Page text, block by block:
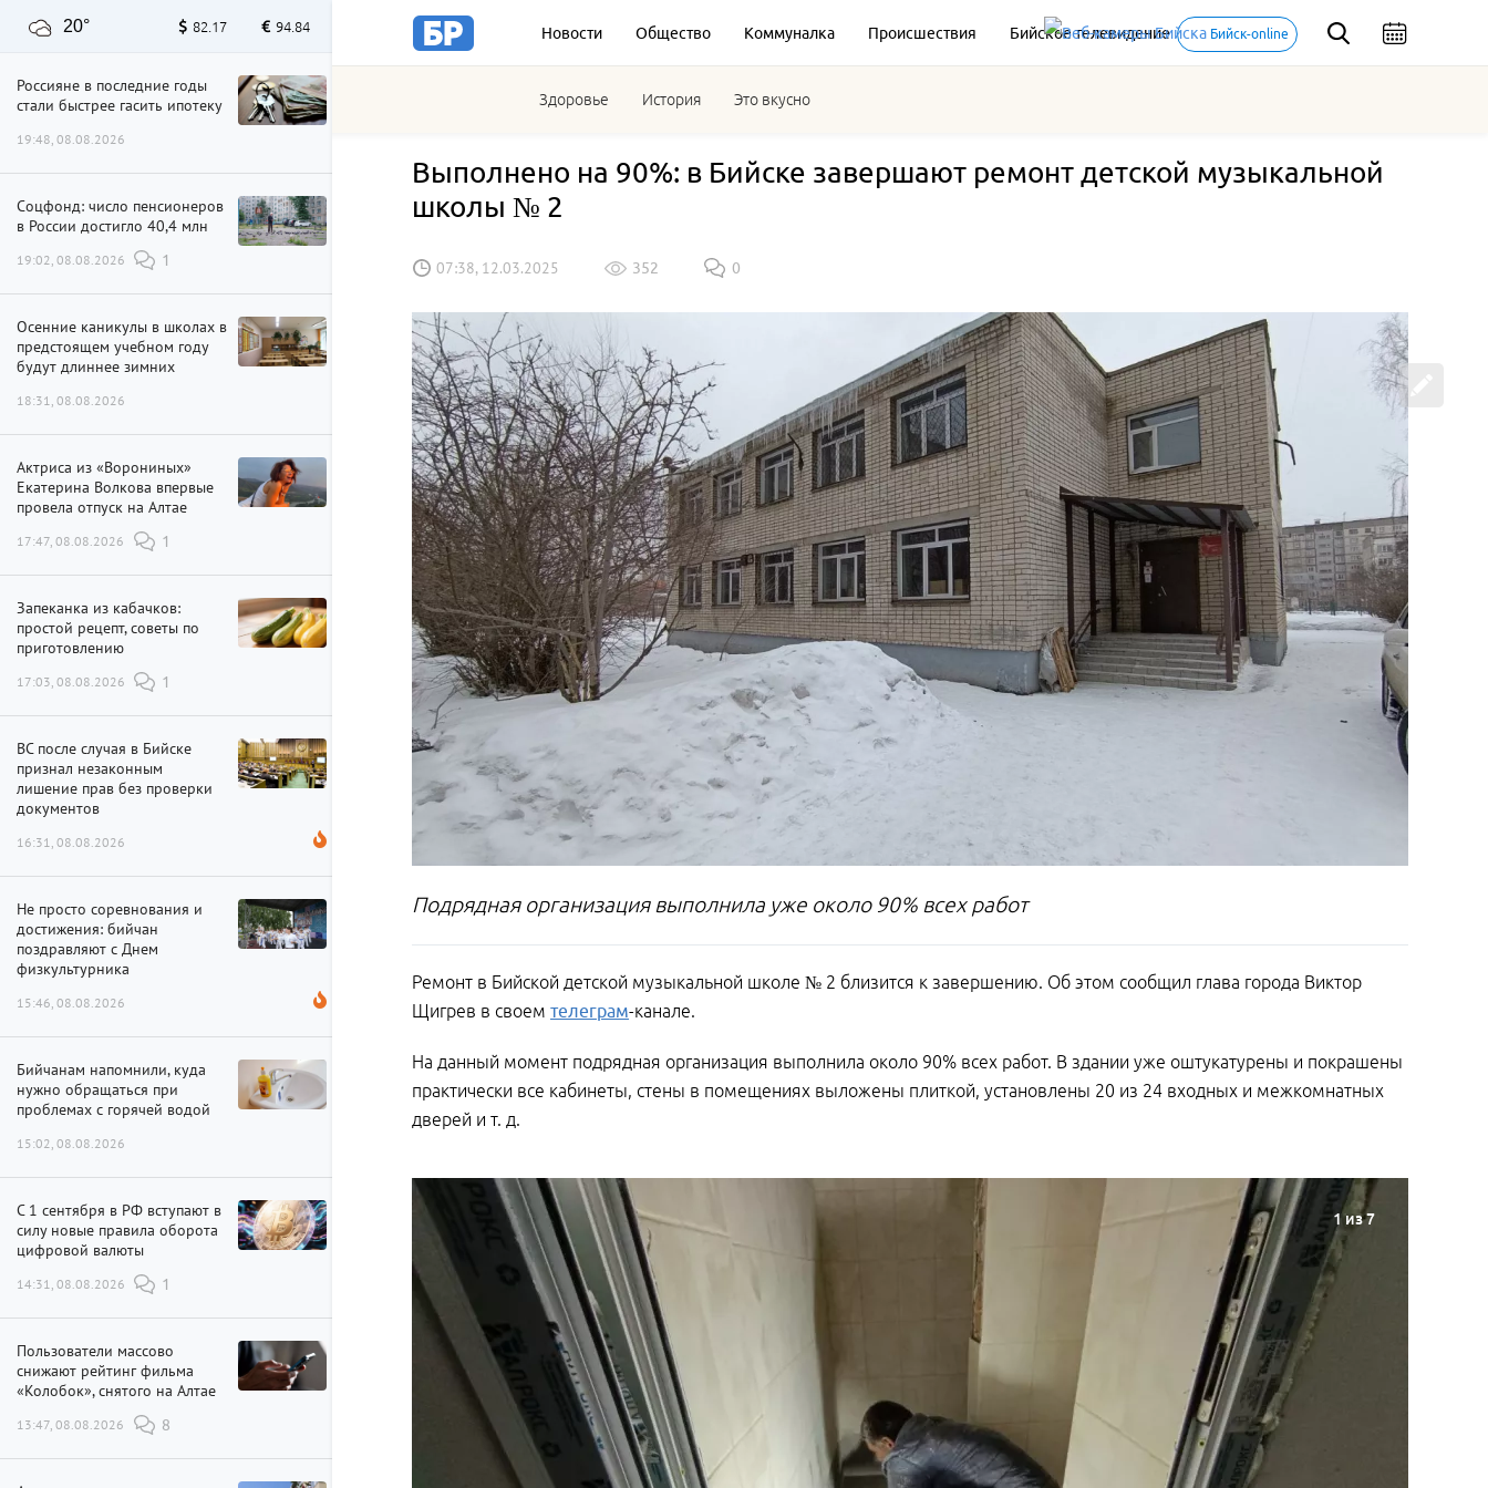
Новости Общество Коммуналка Происшествия Бийское телевидение Бийск-online
Здоровье История Это вкусно
20° 82.17 94.84
Россияне в последние годы
стали быстрее гасить ипотеку
19:48, 08.08.2026
Соцфонд: число пенсионеров
в России достигло 40,4 млн
19:02, 08.08.2026 1
Осенние каникулы в школах в
предстоящем учебном году
будут длиннее зимних
18:31, 08.08.2026
Актриса из «Ворониных»
Екатерина Волкова впервые
провела отпуск на Алтае
17:47, 08.08.2026 1
Запеканка из кабачков:
простой рецепт, советы по
приготовлению
17:03, 08.08.2026 1
ВС после случая в Бийске
признал незаконным
лишение прав без проверки
документов
16:31, 08.08.2026
Не просто соревнования и
достижения: бийчан
поздравляют с Днем
физкультурника
15:46, 08.08.2026
Бийчанам напомнили, куда
нужно обращаться при
проблемах с горячей водой
15:02, 08.08.2026
С 1 сентября в РФ вступают в
силу новые правила оборота
цифровой валюты
14:31, 08.08.2026 1
Пользователи массово
снижают рейтинг фильма
«Колобок», снятого на Алтае
13:47, 08.08.2026 8
Выполнено на 90%: в Бийске завершают ремонт детской музыкальной
школы № 2
07:38, 12.03.2025 352 0
Подрядная организация выполнила уже около 90% всех работ
Ремонт в Бийской детской музыкальной школе № 2 близится к завершению. Об этом сообщил глава города Виктор
Щигрев в своем телеграм-канале.
На данный момент подрядная организация выполнила около 90% всех работ. В здании уже оштукатурены и покрашены
практически все кабинеты, стены в помещениях выложены плиткой, установлены 20 из 24 входных и межкомнатных
дверей и т. д.
1из 7